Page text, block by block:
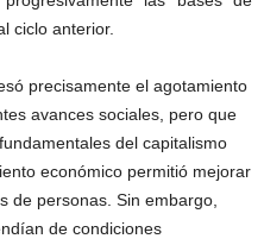
ciclo anterior.
precisamente el agotamiento
avances sociales, pero que
del capitalismo
económico permitió mejorar
de personas. Sin embargo,
de condiciones